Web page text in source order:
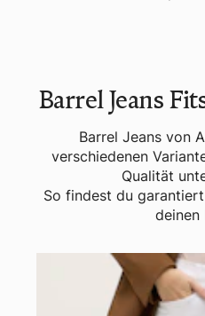
Barrel Jeans
Barrel Jeans von
verschiedenen
Qualität
So findest du
deinen